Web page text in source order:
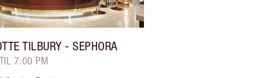
TILBURY - SEPHORA
7:00 PM